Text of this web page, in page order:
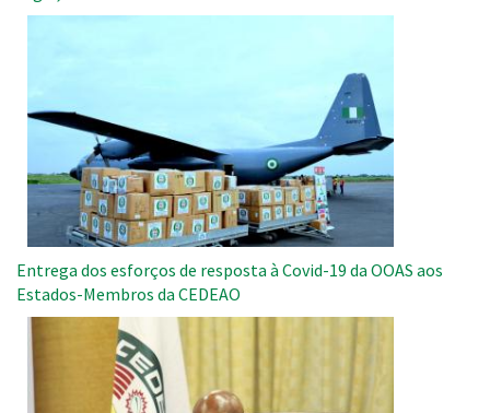
Imagem
Entrega dos esforços de resposta à Covid-19 da OOAS aos
Estados-Membros da CEDEAO
Imagem